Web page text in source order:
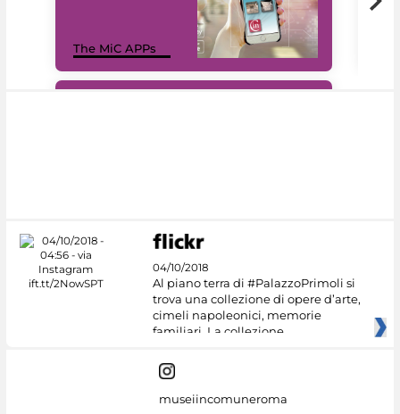
The MiC APPs
04/10/2018
Al piano terra di #PalazzoPrimoli si
trova una collezione di opere d’arte,
cimeli napoleonici, memorie
familiari. La collezione
museiincomuneroma